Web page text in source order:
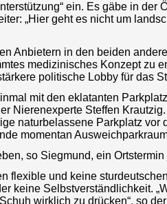
ein. Es gäbe in der
„Hier geht es nicht um
Anbietern in den beiden
medizinisches Konzept zu
politische Lobby für das
mit den eklatanten
Nierenexperte Steffen
naturbelassene Parkplatz vor
momentan
so Siegmund, ein
flexible und keine
keine Selbstverständlichkeit.
wirklich zu drücken“, so